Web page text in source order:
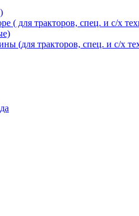
( для тракторов, спец. и с/х
(для тракторов, спец. и с/х